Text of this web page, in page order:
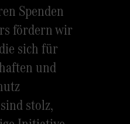
Spenden
fördern wir
sich für
und
stolz,